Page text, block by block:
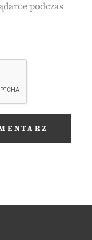
podczas